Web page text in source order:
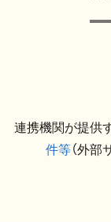
連携機関が提供
件等（外部